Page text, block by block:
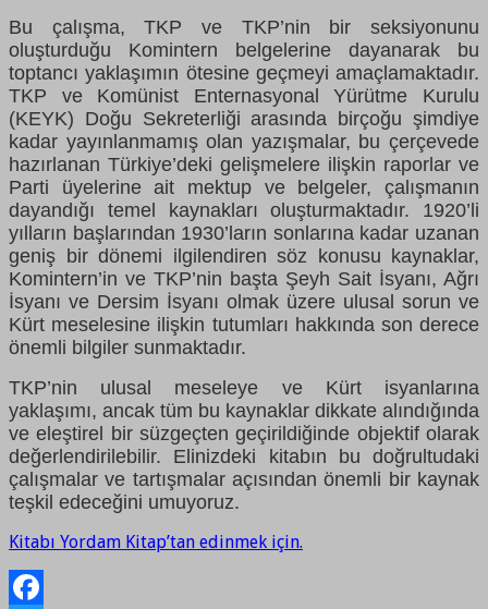
Bu çalışma, TKP ve TKP’nin bir seksiyonunu
oluşturduğu Komintern belgelerine dayanarak bu
toptancı yaklaşımın ötesine geçmeyi amaçlamaktadır.
TKP ve Komünist Enternasyonal Yürütme Kurulu
(KEYK) Doğu Sekreterliği arasında birçoğu şimdiye
kadar yayınlanmamış olan yazışmalar, bu çerçevede
hazırlanan Türkiye’deki gelişmelere ilişkin raporlar ve
Parti üyelerine ait mektup ve belgeler, çalışmanın
dayandığı temel kaynakları oluşturmaktadır. 1920’li
yılların başlarından 1930’ların sonlarına kadar uzanan
geniş bir dönemi ilgilendiren söz konusu kaynaklar,
Komintern’in ve TKP’nin başta Şeyh Sait İsyanı, Ağrı
İsyanı ve Dersim İsyanı olmak üzere ulusal sorun ve
Kürt meselesine ilişkin tutumları hakkında son derece
önemli bilgiler sunmaktadır.
TKP’nin ulusal meseleye ve Kürt isyanlarına
yaklaşımı, ancak tüm bu kaynaklar dikkate alındığında
ve eleştirel bir süzgeçten geçirildiğinde objektif olarak
değerlendirilebilir. Elinizdeki kitabın bu doğrultudaki
çalışmalar ve tartışmalar açısından önemli bir kaynak
teşkil edeceğini umuyoruz.
Kitabı Yordam Kitap’tan edinmek için.